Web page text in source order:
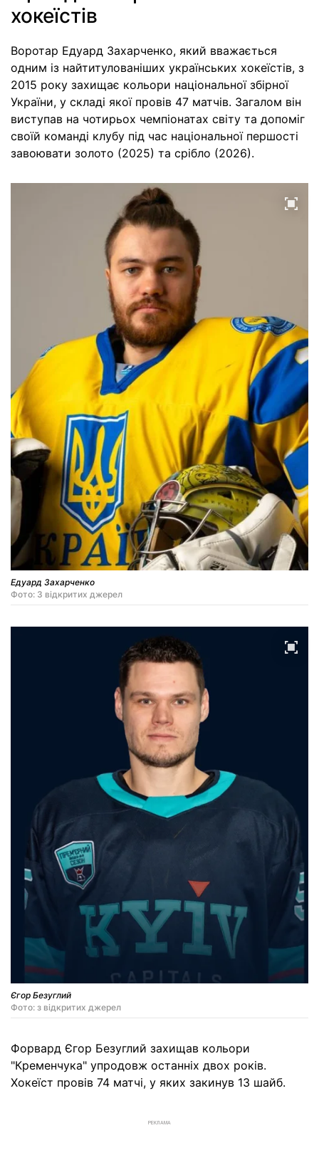
хокеїстів
Воротар Едуард Захарченко, який вважається
одним із найтитулованіших українських хокеїстів, з
2015 року захищає кольори національної збірної
України, у складі якої провів 47 матчів. Загалом він
виступав на чотирьох чемпіонатах світу та допоміг
своїй команді клубу під час національної першості
завоювати золото (2025) та срібло (2026).
Едуард Захарченко
Фото: З відкритих джерел
Єгор Безуглий
Фото: з відкритих джерел
Форвард Єгор Безуглий захищав кольори
"Кременчука" упродовж останніх двох років.
Хокеїст провів 74 матчі, у яких закинув 13 шайб.
РЕКЛАМА